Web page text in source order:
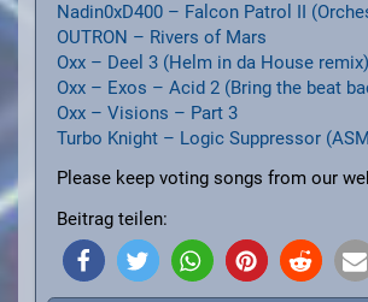
Nadin0xD400 – Falcon Patrol II
OUTRON – Rivers of Mars
Oxx – Deel 3 (Helm in da House remix)
Oxx – Exos – Acid 2 (Bring the beat
Oxx – Visions – Part 3
Turbo Knight – Logic Suppressor
Please keep voting songs from our
Beitrag teilen: